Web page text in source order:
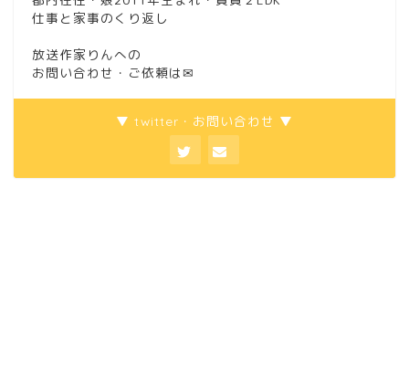
仕事と家事のくり返し
放送作家りんへの
お問い合わせ・ご依頼は ✉
▼ twitter・お問い合わせ ▼